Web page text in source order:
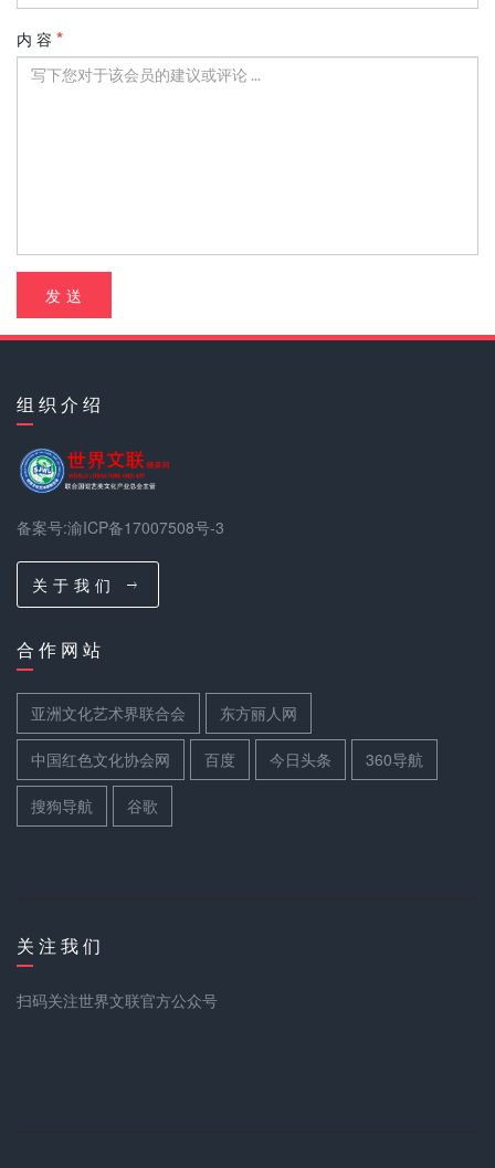
内 容
发 送
组 织 介 绍
备案号:渝ICP备17007508号-3
关 于 我 们
合 作 网 站
亚洲文化艺术界联合会 东方丽人网
中国红色文化协会网 百度 今日头条 360导航
搜狗导航 谷歌
关 注 我 们
扫码关注世界文联官方公众号